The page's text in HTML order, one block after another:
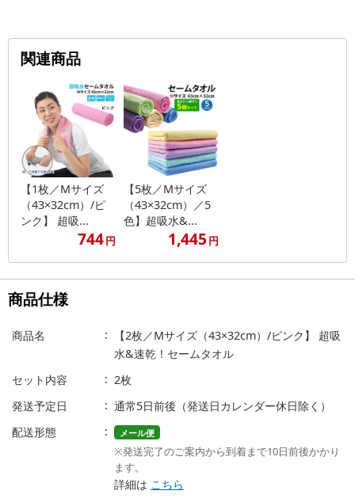
関連商品
【1枚／Mサイズ
（43×32cm）/ピ
ンク】 超吸...
744円
【5枚／Mサイズ
（43×32cm）／5
色】超吸水&...
1,445 円
商品仕様
商品名
【2枚／Mサイズ（43×32cm）/ピンク】 超吸
水&速乾！セームタオル
セット内容
2枚
発送予定日
通常5日前後（発送日カレンダー休日除く）
配送形態
メール便
※発送完了のご案内から到着まで10日前後かかり
ます。
詳細は こちら